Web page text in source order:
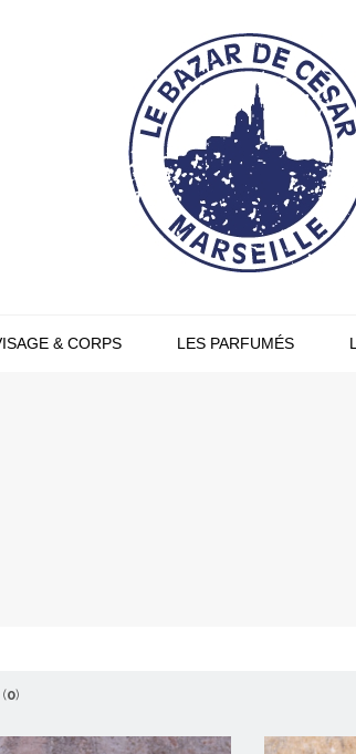
& CORPS LES PARFUMÉS
0)